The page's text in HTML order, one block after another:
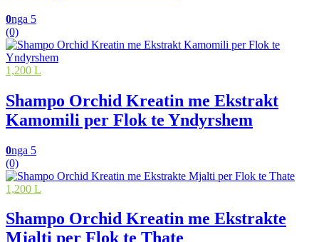
0nga 5
(0)
1,200 L
Shampo Orchid Kreatin me Ekstrakt
Kamomili per Flok te Yndyrshem
0nga 5
(0)
1,200 L
Shampo Orchid Kreatin me Ekstrakte
Mjalti per Flok te Thate